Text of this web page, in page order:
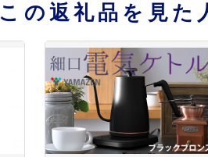
この返礼品を見た